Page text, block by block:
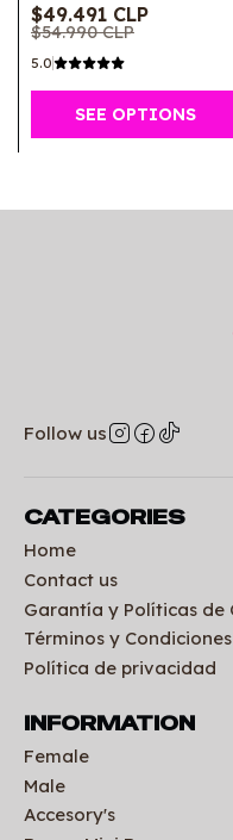
$49.491 CLP
$54.990 CLP
5.0
SEE OPTIONS
Follow us
CATEGORIES
Home
Contact us
Garantía y Políticas de
Términos y Condiciones
Política de privacidad
INFORMATION
Female
Male
Accesory's